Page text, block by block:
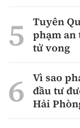
Tuyên
phạm an
tử vong
Vì sao
đầu tư
Hải